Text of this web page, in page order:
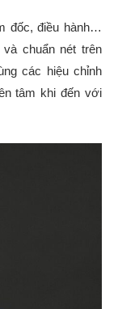
đốc, điều hành…
chuẩn nét trên
các hiệu chỉnh
tâm khi đến với